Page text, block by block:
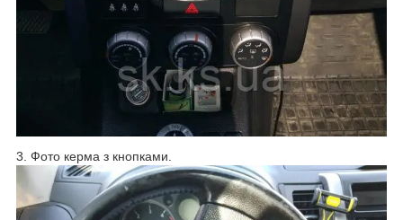
3. Фото керма з кнопками.